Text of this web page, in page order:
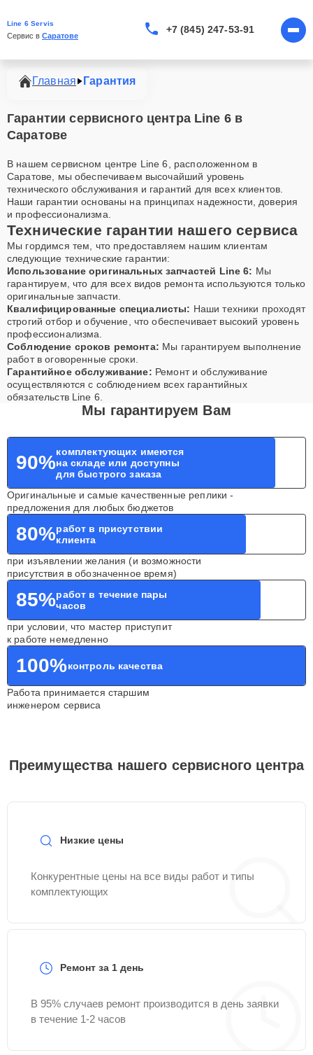
Line 6 Servis
Сервис в Саратове
+7 (845) 247-53-91
Главная Гарантия
Гарантии сервисного центра Line 6 в
Саратове
В нашем сервисном центре Line 6, расположенном в
Саратове, мы обеспечиваем высочайший уровень
технического обслуживания и гарантий для всех клиентов.
Наши гарантии основаны на принципах надежности, доверия
и профессионализма.
Технические гарантии нашего сервиса
Мы гордимся тем, что предоставляем нашим клиентам
следующие технические гарантии:
Использование оригинальных запчастей Line 6: Мы
гарантируем, что для всех видов ремонта используются только
оригинальные запчасти.
Квалифицированные специалисты: Наши техники проходят
строгий отбор и обучение, что обеспечивает высокий уровень
профессионализма.
Соблюдение сроков ремонта: Мы гарантируем выполнение
работ в оговоренные сроки.
Гарантийное обслуживание: Ремонт и обслуживание
осуществляются с соблюдением всех гарантийных
обязательств Line 6.
Мы гарантируем Вам
90%комплектующих имеются
на складе или доступны
для быстрого заказа
Оригинальные и самые качественные реплики -
предложения для любых бюджетов
80%работ в присутствии
клиента
при изъявлении желания (и возможности
присутствия в обозначенное время)
85%работ в течение пары
часов
при условии, что мастер приступит
к работе немедленно
100%контроль качества
Работа принимается старшим
инженером сервиса
Преимущества нашего сервисного центра
Низкие цены
Конкурентные цены на все виды работ и типы
комплектующих
Ремонт за 1 день
В 95% случаев ремонт производится в день заявки
в течение 1-2 часов